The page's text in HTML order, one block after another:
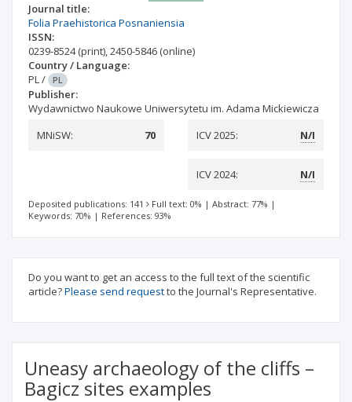
Journal title:
Folia Praehistorica Posnaniensia
ISSN:
0239-8524(print),2450-5846 (online)
Country / Language:
PL/ PL
Publisher:
Wydawnictwo Naukowe Uniwersytetu im. Adama Mickiewicza
MNiSW:
70 ICV 2025: N/I
ICV 2024: N/I
Deposited publications: 141 Full text: 0% | Abstract: 77% |
Keywords: 70% | References: 93%
Do you want to get an access to the full text of the scientific
article?Please send requestto the Journal's Representative.
Uneasy archaeology of the cliffs –
Bagicz sites examples